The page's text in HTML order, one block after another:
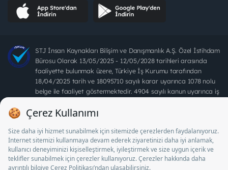
STJ İnsan Kaynakları Bilişim ve Danışmanlık A.Ş. Özel İstihdam
Bürosu Olarak 13/05/2025 - 12/05/2028 tarihleri arasında
faaliyette bulunmak üzere, Türkiye İş Kurumu tarafından
18/04/2025 tarih ve 18095710 sayılı karar uyarınca 1078 nolu
belge ile faaliyet göstermektedir. 4904 sayılı kanun uyarınca iş